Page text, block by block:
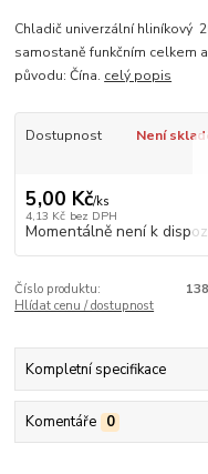
Chladič univerzální hliníkový
samostaně funkčním celkem
původu: Čína. celý popis
Dostupnost Není
5,00 Kč/ks
4,13 Kč bez DPH
Momentálně není k
Číslo produktu:
Hlídat cenu / dostupnost
Kompletní specifikace
Komentáře 0